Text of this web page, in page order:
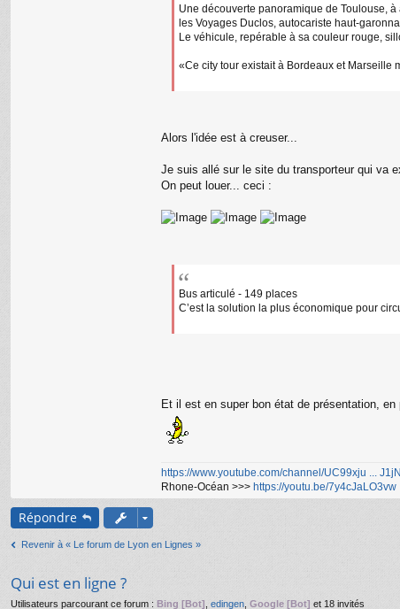
Une découverte panoramique de Toulouse,
les Voyages Duclos, autocariste haut-
Le véhicule, repérable à sa couleur rouge,
«Ce city tour existait à Bordeaux et Marseille
Alors l'idée est à creuser...
Je suis allé sur le site du transporteur qui va
On peut louer... ceci :
Bus articulé - 149 places
C’est la solution la plus économique pour
Et il est en super bon état de présentation, en
https://www.youtube.com/channel/UC99xju ...
Rhone-Océan >>> https://youtu.be/7y4cJaLO3vw
Répondre
Revenir à « Le forum de Lyon en Lignes »
Qui est en ligne ?
Utilisateurs parcourant ce forum : Bing [Bot] edingen Google [Bot] et 18 invités